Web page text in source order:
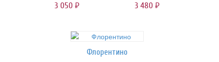
3 050 руб.
3 480 руб.
Флорентино